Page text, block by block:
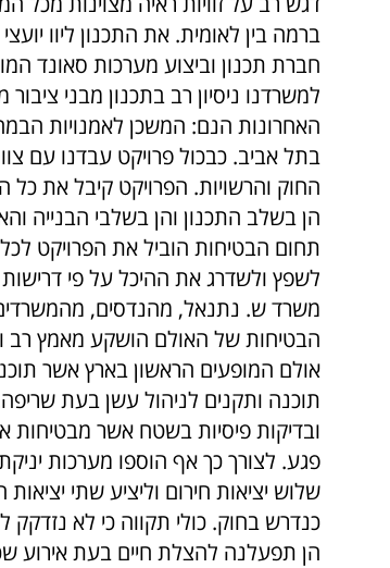
ברמה בין לאומית. את התכנון ליוו
חברת תכנון וביצוע מערכות סאונד
למשרדנו ניסיון רב בתכנון מבני
האחרונות הנם: המשכן לאמנויות
בתל אביב. כבכול פרויקט עבדנו עם
החוק והרשויות. הפרויקט קיבל את כל
הן בשלב התכנון והן בשלבי הבנייה
תחום הבטיחות הוביל את הפרויקט
לשפץ ולשדרג את ההיכל על פי
משרד ש. נתנאל, מהנדסים, מהמשרדים
הבטיחות של האולם הושקע מאמץ רב
אולם המופעים הראשון בארץ אשר
תוכנה ותקנים לניהול עשן בעת
ובדיקות פיסיות בשטח אשר
פגע. לצורך כך אף הוספו מערכות
שלוש יציאות חירום וליציע שתי
כנדרש בחוק. כולי תקווה כי לא נזדקק
הן תפעלנה להצלת חיים בעת אירוע